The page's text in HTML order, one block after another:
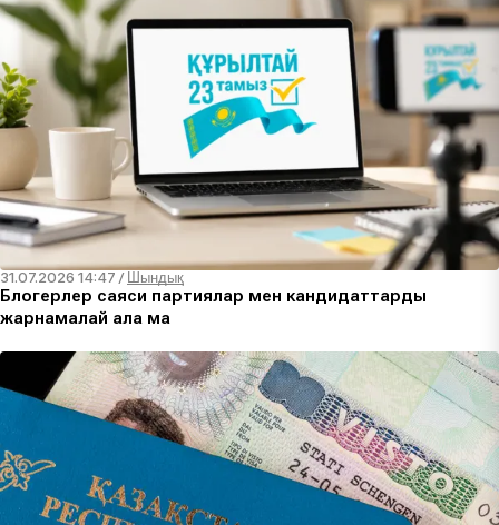
31.07.2026 14:47 / Шындық
Блогерлер саяси партиялар мен кандидаттарды
жарнамалай ала ма